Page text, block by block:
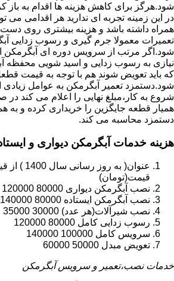
شود.هرگز برای کاهش هزینه ها اقدام به باز
در این زمینه تجربه ای ندارید هر اقدامی می
همراه داشته باشد و هزینه بیشتری روی دست
تعمیرات معمولا جرم گیری و رسوب زدایی
شود.اگر مرتب از سرویس دوره ای آبگرمکن
نیازی به رسوب زدایی و اسید شویی محفظه
که باید تعویض شوند هم با توجه به قیمت
شود.دستمزد تعمیر آبگرمکن به عوامل زیادی
شروع به کار،مبلغ نهایی را اعلام می کند
همیار قطعه جایگزین را خریداری کرده و به
دستمزد محاسبه می کند.
هزینه خدمات آبگرمکن دیواری و
عنوان( به روز
قیمت(تومان)
نصب آبگرمکن دیواری 80000 120000
نصب آبگرمکن ایستاده 80000 140000
نصب شیرآلات(هر عدد) 30000 35000
رسوب زدایی کامل 80000 120000
سرویس کامل 100000 140000
تعویض مبدل 50000 60000
خدمات نصب،تعمیر و سرویس آبگرمکن